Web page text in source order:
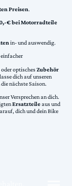
Preisen.
€ bei Motorradteile
in- und auswendig.
oder optischesZubehör
dich auf unseren
nächste Saison.
Versprechen an dich.
Ersatzteileaus und
dich und dein Bike